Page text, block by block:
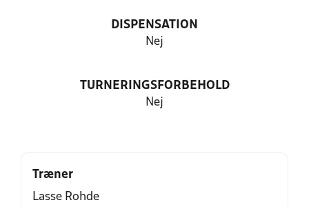
DISPENSATION
Nej
TURNERINGSFORBEHOLD
Nej
Træner
Lasse Rohde